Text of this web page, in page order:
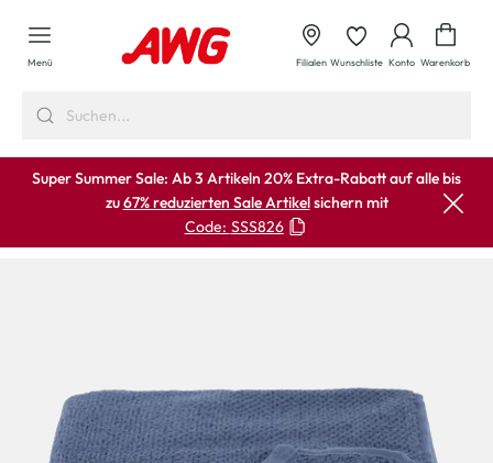
springen
Menü Filialen Wunschliste Konto Warenkorb
Super Summer Sale: Ab 3 Artikeln 20% Extra-Rabatt auf alle bis
zu67% reduzierten Sale Artikelsichern mit
Code: SSS826